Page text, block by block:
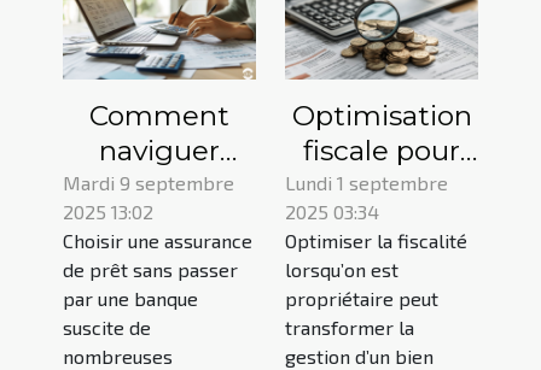
Comment
naviguer
dans le choix
d'une
assurance de
prêt sans
banque ?
Mardi 9 septembre
2025 13:02
Choisir une assurance
de prêt sans passer
par une banque
suscite de
nombreuses
Optimisation
fiscale pour
propriétaires :
réduisez vos
impôts
légalement
Lundi 1 septembre
2025 03:34
Optimiser la fiscalité
lorsqu’on est
propriétaire peut
transformer la
gestion d’un bien